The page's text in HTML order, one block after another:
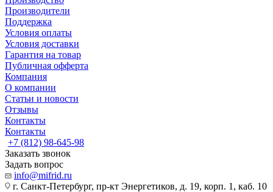
Производители
Поддержка
Условия оплаты
Условия доставки
Гарантия на товар
Публичная офферта
Компания
О компании
Статьи и новости
Отзывы
Контакты
Контакты
+7 (812) 98-645-98
Заказать звонок
Задать вопрос
info@mifrid.ru
г. Санкт-Петербург, пр-кт Энергетиков, д. 19, корп. 1, каб. 10